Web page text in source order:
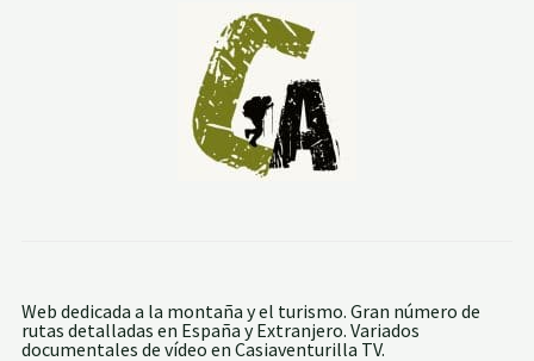
Web dedicada a la montaña y el turismo. Gran número de
rutas detalladas en España y Extranjero. Variados
documentales de vídeo en Casiaventurilla TV.